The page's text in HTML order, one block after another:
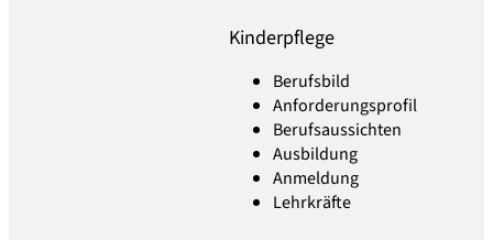
Kinderpflege
Berufsbild
Anforderungsprofil
Berufsaussichten
Ausbildung
Anmeldung
Lehrkräfte